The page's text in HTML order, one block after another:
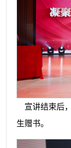
宣讲结束后
生赠书。